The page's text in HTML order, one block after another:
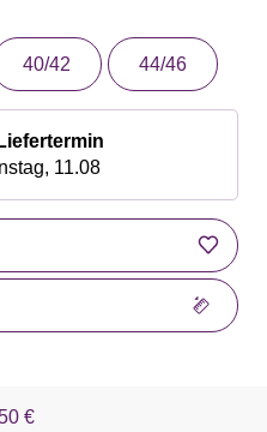
40/42 44/46
11.08
€